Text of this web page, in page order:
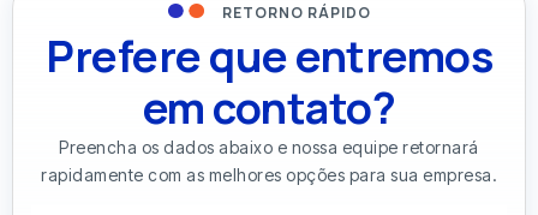
RETORNO RÁPIDO
Prefere que entremos
em contato?
Preencha os dados abaixo e nossa equipe retornará
rapidamente com as melhores opções para sua empresa.